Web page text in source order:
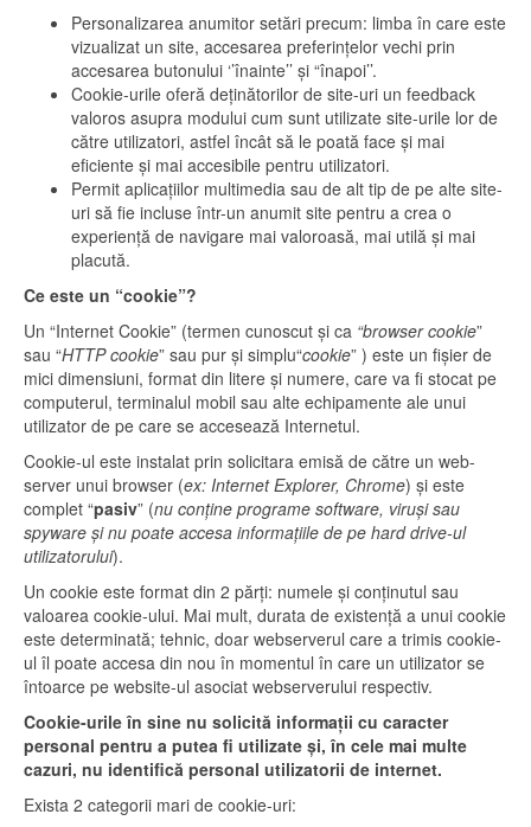
Personalizarea anumitor setări precum: limba în care este
vizualizat un site, accesarea preferințelor vechi prin
accesarea butonului ‘’înainte’’ și “înapoi’’.
Cookie-urile oferă deținătorilor de site-uri un feedback
valoros asupra modului cum sunt utilizate site-urile lor de
către utilizatori, astfel încât să le poată face și mai
eficiente și mai accesibile pentru utilizatori.
Permit aplicațiilor multimedia sau de alt tip de pe alte site-
uri să fie incluse într-un anumit site pentru a crea o
experiență de navigare mai valoroasă, mai utilă și mai
placută.
Ce este un “cookie”?
Un “Internet Cookie” (termen cunoscut și ca “browser cookie”
sau “HTTP cookie” sau pur și simplu“cookie” ) este un fișier de
mici dimensiuni, format din litere și numere, care va fi stocat pe
computerul, terminalul mobil sau alte echipamente ale unui
utilizator de pe care se accesează Internetul.
Cookie-ul este instalat prin solicitara emisă de către un web-
server unui browser (ex: Internet Explorer, Chrome) și este
complet “pasiv” (nu conține programe software, viruși sau
spyware și nu poate accesa informațiile de pe hard drive-ul
utilizatorului).
Un cookie este format din 2 părți: numele și conținutul sau
valoarea cookie-ului. Mai mult, durata de existență a unui cookie
este determinată; tehnic, doar webserverul care a trimis cookie-
ul îl poate accesa din nou în momentul în care un utilizator se
întoarce pe website-ul asociat webserverului respectiv.
Cookie-urile în sine nu solicită informații cu caracter
personal pentru a putea fi utilizate și, în cele mai multe
cazuri, nu identifică personal utilizatorii de internet.
Exista 2 categorii mari de cookie-uri: